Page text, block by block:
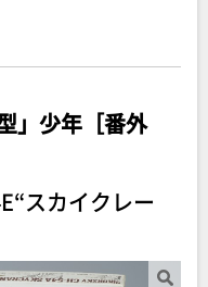
」少年［番外
スカイクレー